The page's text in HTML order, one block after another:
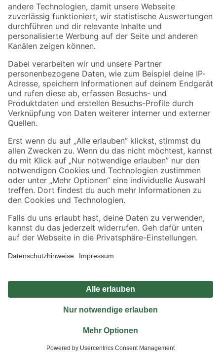
Zur Newsletter Anmeldung
Folge uns
Zahlungsarten Versandarten
Sicher einkaufen
Jetzt die toom-App herunterladen
Alle Preisangaben in EUR inkl. gesetzl. MwSt.. Die dargestellten Angebote sind unter
Umständen nicht in allen Märkten verfügbar. Die angegebenen Verfügbarkeiten beziehen
Produkte nur solange der Vorrat reicht.
*Paketversand ab 59 € versandkostenfrei, gilt nicht für Artikel mit Speditionsversand, hier
Privatsphäre Impressum
Nutzungsbedingungen
Widerrufsrecht
Vertrag widerrufen
© 2026 toom Baumarkt GmbH